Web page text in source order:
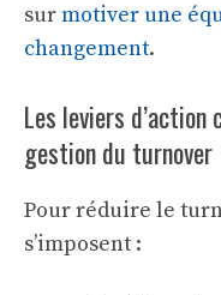
surmotiver une
changement.
Les leviers
gestion du turnover
Pour réduire le
s’imposent :